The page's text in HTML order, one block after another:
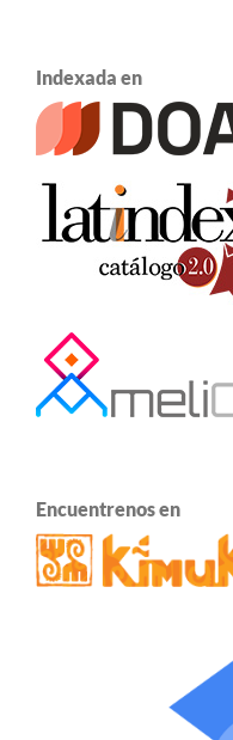
Indexada en
Encuentrenos en